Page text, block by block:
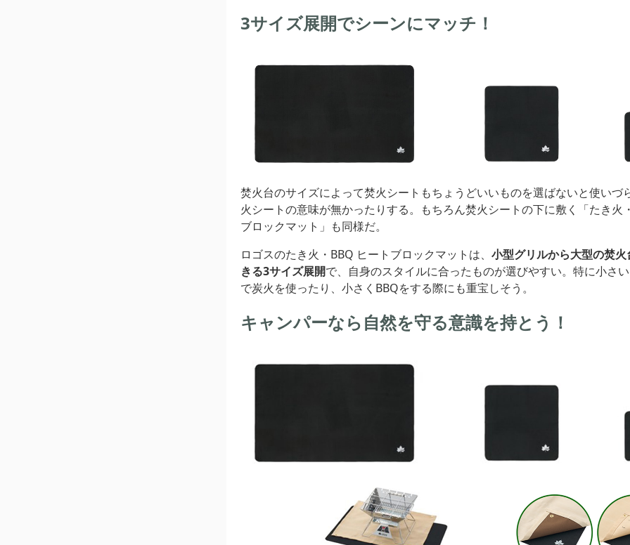
3サイズ展開でシーンにマッチ！
焚火台のサイズによって焚火シートもちょうどいいものを選ばないと使いづ
火シートの意味が無かったりする。もちろん焚火シートの下に敷く「たき火
ブロックマット」も同様だ。
ロゴスのたき火・BBQ ヒートブロックマットは、 小型グリルから大型の焚
きる3サイズ展開で、自身のスタイルに合ったものが選びやすい。特に小さ
で炭火を使ったり、小さくBBQをする際にも重宝しそう。
キャンパーなら自然を守る意識を持とう！